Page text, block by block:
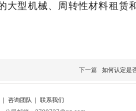
大型机械、周转性材料租赁
下一篇 如何认定是
咨询团队
联系我们